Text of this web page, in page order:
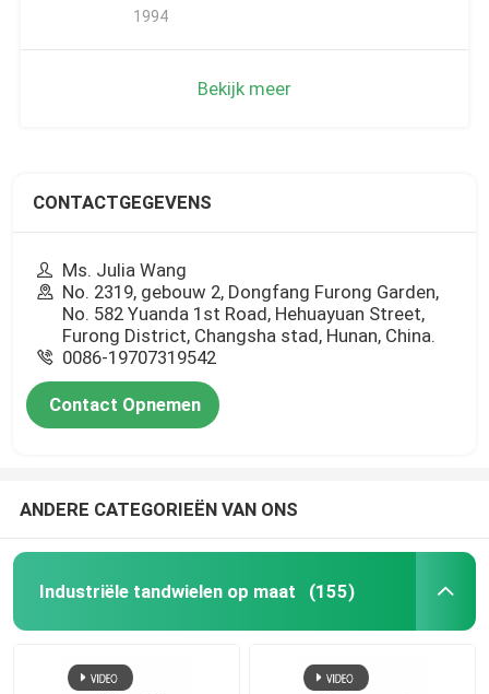
1994
Bekijk meer
CONTACTGEGEVENS
Ms. Julia Wang
No. 2319, gebouw 2, Dongfang Furong Garden,
No. 582 Yuanda 1st Road, Hehuayuan Street,
Furong District, Changsha stad, Hunan, China.
0086-19707319542
Contact Opnemen
ANDERE CATEGORIEËN VAN ONS
Industriële tandwielen op maat (155)